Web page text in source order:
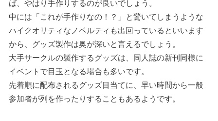
ば、やはり手作りするのが良いでしょう。
中には「これが手作りなの！？」と驚いてしまうような
ハイクオリティなノベルティも出回っているといいます
から、グッズ製作は奥が深いと言えるでしょう。
大手サークルの製作するグッズは、同人誌の新刊同様に
イベントで目玉となる場合も多いです。
先着順に配布されるグッズ目当てに、早い時間から一般
参加者が列を作ったりすることもあるようです。